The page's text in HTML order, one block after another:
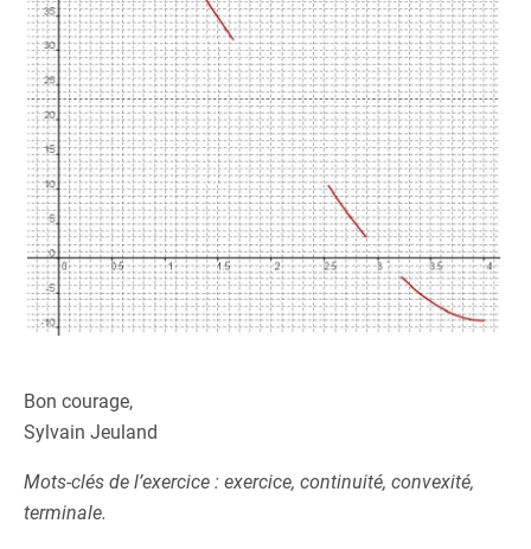
Bon courage,
Sylvain Jeuland
Mots-clés de l’exercice : exercice, continuité, convexité,
terminale.